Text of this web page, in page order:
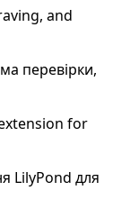
and
перевірки,
for
LilyPond для